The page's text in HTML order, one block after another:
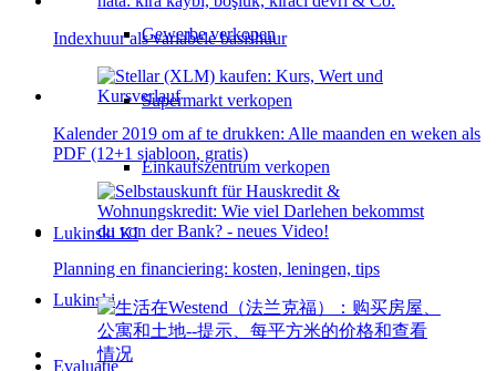
Gewerbe verkopen
Supermarkt verkopen
Einkaufszentrum verkopen
Lukinski KI
Lukinski
Evaluatie
Indexhuur als variabele basishuur
Kalender 2019 om af te drukken: Alle maanden en weken als
PDF (12+1 sjabloon, gratis)
Planning en financiering: kosten, leningen, tips